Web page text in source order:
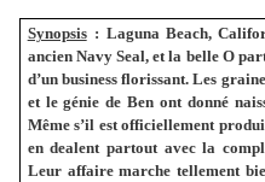
Synopsis : Laguna Beach,
ancien Navy Seal, et la belle O
d’un business florissant. Les
et le génie de Ben ont donné
Même s’il est officiellement
en dealent partout avec la
Leur affaire marche tellement